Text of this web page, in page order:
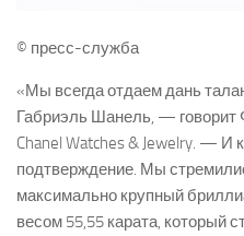
© пресс-служба
«Мы всегда отдаем дань
Габриэль Шанель, — говорит
Chanel Watches & Jewelry. — И
подтверждение. Мы
максимально крупный
весом 55,55 карата, который